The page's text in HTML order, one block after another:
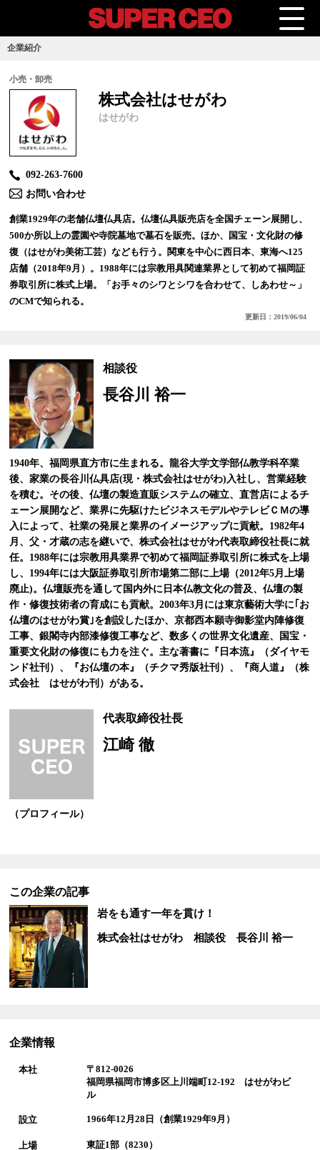
企業紹介
小売・卸売
株式会社はせがわ
はせがわ
092-263-7600
お問い合わせ
創業1929年の老舗仏壇仏具店。仏壇仏具販売店を全国チェーン展開し、
500か所以上の霊園や寺院墓地で墓石を販売。ほか、国宝・文化財の修
復（はせがわ美術工芸）なども行う。関東を中心に西日本、東海へ125
店舗（2018年9月）。1988年には宗教用具関連業界として初めて福岡証
券取引所に株式上場。「お手々のシワとシワを合わせて、しあわせ～」
のCMで知られる。
更新日：2019/06/04
相談役
長谷川 裕一
1940年、福岡県直方市に生まれる。龍谷大学文学部仏教学科卒業
後、家業の長谷川仏具店(現・株式会社はせがわ)入社し、営業経験
を積む。その後、仏壇の製造直販システムの確立、直営店によるチ
ェーン展開など、業界に先駆けたビジネスモデルやテレビＣＭの導
入によって、社業の発展と業界のイメージアップに貢献。1982年4
月、父・才蔵の志を継いで、株式会社はせがわ代表取締役社長に就
任。1988年には宗教用具業界で初めて福岡証券取引所に株式を上場
し、1994年には大阪証券取引所市場第二部に上場（2012年5月上場
廃止)。仏壇販売を通して国内外に日本仏教文化の普及、仏壇の製
作・修復技術者の育成にも貢献。2003年3月には東京藝術大学に｢お
仏壇のはせがわ賞｣を創設したほか、京都西本願寺御影堂内陣修復
工事、銀閣寺内部漆修復工事など、数多くの世界文化遺産、国宝・
重要文化財の修復にも力を注ぐ。主な著書に『日本流』（ダイヤモ
ンド社刊）、『お仏壇の本』（チクマ秀版社刊）、『商人道』（株
式会社 はせがわ刊）がある。
代表取締役社長
江崎 徹
（プロフィール）
この企業の記事
岩をも通す一年を貫け！
株式会社はせがわ 相談役 長谷川 裕一
企業情報
本社
〒812-0026
福岡県福岡市博多区上川端町12-192 はせがわビ
ル
設立 1966年12月28日（創業1929年9月）
上場 東証1部（8230）